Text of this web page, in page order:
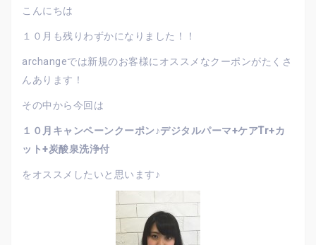
こんにちは
１０月も残りわずかになりました！！
archangeでは新規のお客様にオススメなクーポンがたくさ
んあります！
その中から今回は
１０月キャンペーンクーポン♪デジタルパーマ+ケアTr+カ
ット+炭酸泉洗浄付
をオススメしたいと思います♪